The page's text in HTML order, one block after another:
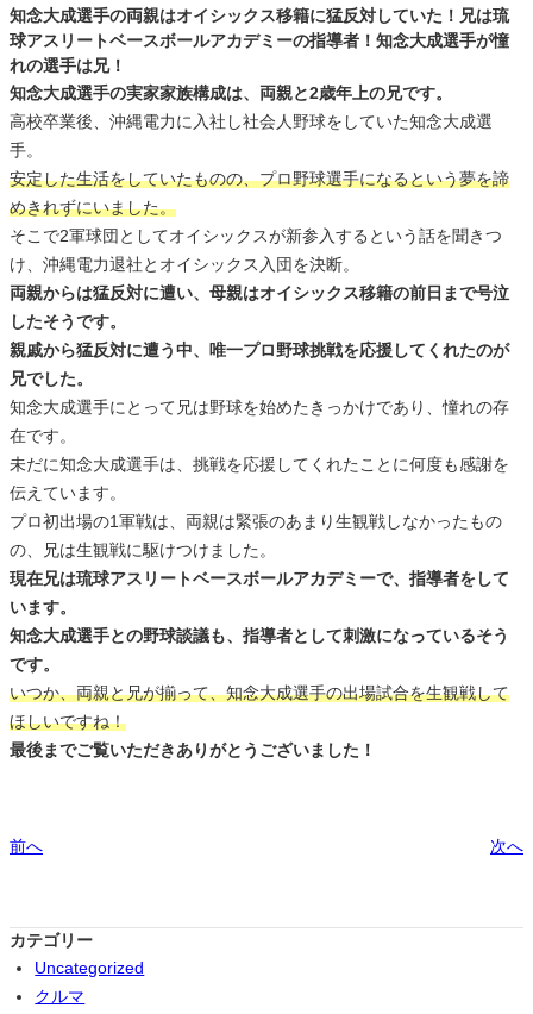
知念大成選手の両親はオイシックス移籍に猛反対していた！兄は琉
球アスリートベースボールアカデミーの指導者！知念大成選手が憧
れの選手は兄！
知念大成選手の実家家族構成は、両親と2歳年上の兄です。
高校卒業後、沖縄電力に入社し社会人野球をしていた知念大成選
手。
安定した生活をしていたものの、プロ野球選手になるという夢を諦
めきれずにいました。
そこで2軍球団としてオイシックスが新参入するという話を聞きつ
け、沖縄電力退社とオイシックス入団を決断。
両親からは猛反対に遭い、母親はオイシックス移籍の前日まで号泣
したそうです。
親戚から猛反対に遭う中、唯一プロ野球挑戦を応援してくれたのが
兄でした。
知念大成選手にとって兄は野球を始めたきっかけであり、憧れの存
在です。
未だに知念大成選手は、挑戦を応援してくれたことに何度も感謝を
伝えています。
プロ初出場の1軍戦は、両親は緊張のあまり生観戦しなかったもの
の、兄は生観戦に駆けつけました。
現在兄は琉球アスリートベースボールアカデミーで、指導者をして
います。
知念大成選手との野球談議も、指導者として刺激になっているそう
です。
いつか、両親と兄が揃って、知念大成選手の出場試合を生観戦して
ほしいですね！
最後までご覧いただきありがとうございました！
前へ 次へ
カテゴリー
Uncategorized
クルマ